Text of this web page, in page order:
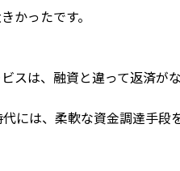
かったです。
スは、融資と違って返済が
には、柔軟な資金調達手段